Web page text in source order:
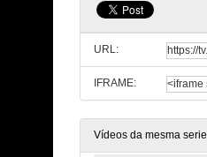
URL:
IFRAME:
Vídeos da mesma serie